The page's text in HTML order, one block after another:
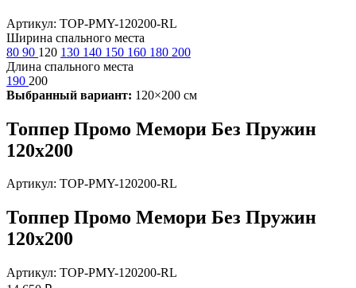
Артикул: TOP-PMY-120200-RL
Ширина спального места
80 90 120 130 140 150 160 180 200
Длина спального места
190 200
Выбранный вариант: 120×200 см
Топпер Промо Мемори Без Пружин
120х200
Артикул: TOP-PMY-120200-RL
Топпер Промо Мемори Без Пружин
120х200
Артикул: TOP-PMY-120200-RL